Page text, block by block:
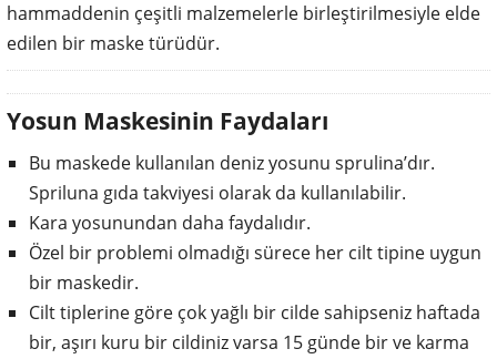
hammaddenin çeşitli malzemelerle birleştirilmesiyle elde
edilen bir maske türüdür.
Yosun Maskesinin Faydaları
Bu maskede kullanılan deniz yosunu sprulina’dır.
Spriluna gıda takviyesi olarak da kullanılabilir.
Kara yosunundan daha faydalıdır.
Özel bir problemi olmadığı sürece her cilt tipine uygun
bir maskedir.
Cilt tiplerine göre çok yağlı bir cilde sahipseniz haftada
bir, aşırı kuru bir cildiniz varsa 15 günde bir ve karma